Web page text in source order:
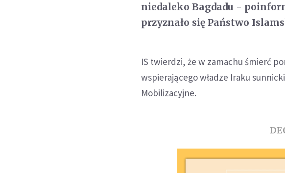
niedaleko Bagdadu -
przyznało się Państwo
IS twierdzi, że w zamachu śmierć
wspierającego władze Iraku
Mobilizacyjne.